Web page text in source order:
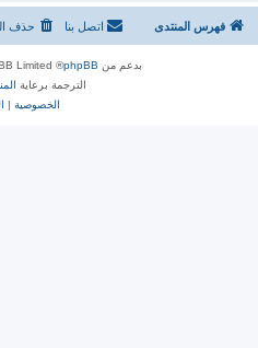
فهرس المنتدى حذف اتصل بنا
بدعم من phpBB
® Forum Software © phpBB Limited
الترجمة برعاية
الخصوصية |